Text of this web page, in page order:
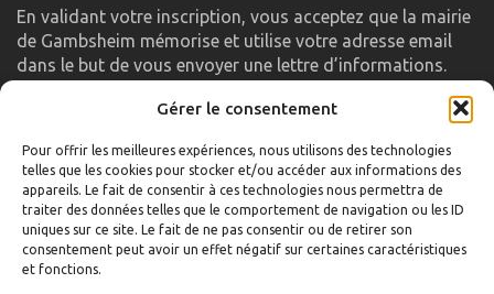
Gérer le consentement
Pour offrir les meilleures expériences, nous utilisons des technologies
telles que les cookies pour stocker et/ou accéder aux informations des
appareils. Le fait de consentir à ces technologies nous permettra de
traiter des données telles que le comportement de navigation ou les ID
uniques sur ce site. Le fait de ne pas consentir ou de retirer son
consentement peut avoir un effet négatif sur certaines caractéristiques
et fonctions.
En validant votre inscription, vous acceptez que la mairie
de Gambsheim mémorise et utilise votre adresse email
dans le but de vous envoyer une lettre d’informations.
LIENS UTILES
Accueil
Formulaire de contact
Gambs TV